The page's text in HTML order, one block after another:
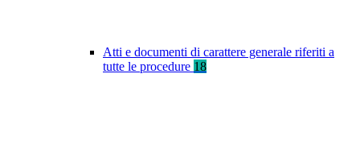
Atti e documenti di carattere generale riferiti a
tutte le procedure 18